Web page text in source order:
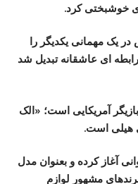
خوشبختی کرد.
یک مهمانی یکدیگر را
ای عاشقانه تبدیل شد
آمریکایی است؛ «الک
هیلی است.
آغاز کرده و بعنوان مدل
مشهور لوازم